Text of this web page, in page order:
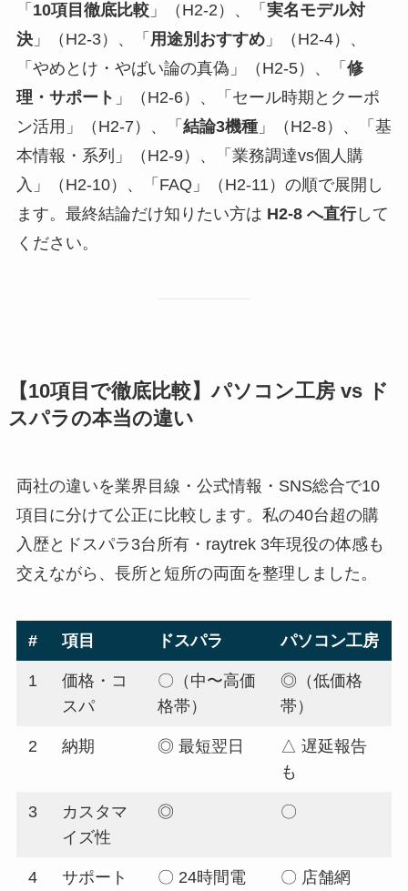
「 10項目徹底比較」（H2-2）、「 実名モデル対
決」（H2-3）、「 用途別おすすめ」（H2-4）、
「やめとけ・やばい論の真偽」（H2-5）、「 修
理・サポート 」（H2-6）、「セール時期とクーポ
ン活用」（H2-7）、「 結論3機種」（H2-8）、「基
本情報・系列」（H2-9）、「業務調達vs個人購
入」（H2-10）、「FAQ」（H2-11）の順で展開し
ます。最終結論だけ知りたい方は H2-8 へ直行して
ください。
【10項目で徹底比較】パソコン工房 vs ド
スパラの本当の違い
両社の違いを業界目線・公式情報・SNS総合で10
項目に分けて公正に比較します。私の40台超の購
入歴とドスパラ3台所有・raytrek 3年現役の体感も
交えながら、長所と短所の両面を整理しました。
# 項目 ドスパラ パソコン工房
1
価格・コ
スパ
〇（中〜高価
格帯）
◎（低価格
帯）
2 納期 ◎ 最短翌日
△ 遅延報告
も
3
カスタマ
イズ性
◎ 〇
4 サポート
〇 24時間電
〇 店舗網